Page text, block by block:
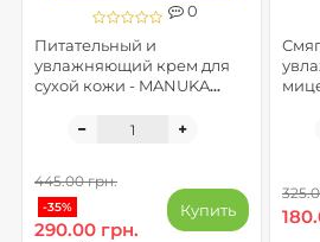
0
Питательный и
увлажняющий крем для
сухой кожи - MANUKA
445.00 грн.
-35%
290.00 грн.
Купить